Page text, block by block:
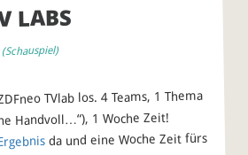
LABS
Schauspiel)
TVlab los. 4 Teams, 1 Thema
Handvoll…“), 1 Woche Zeit!
da und eine Woche Zeit fürs